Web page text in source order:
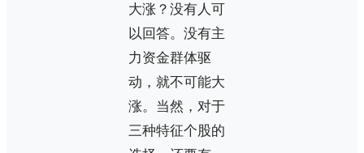
大涨？没有人可
以回答。没有主
力资金群体驱
动，就不可能大
涨。当然，对于
三种特征个股的